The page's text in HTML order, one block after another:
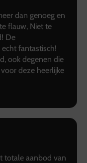
dan genoeg en
flauw, Niet te
De
fantastisch!
ook degenen die
deze heerlijke
totale aanbod van